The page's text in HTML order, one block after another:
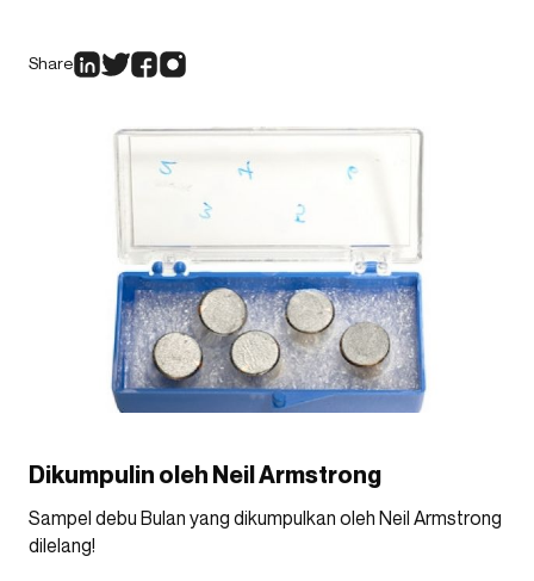
Share
Dikumpulin oleh Neil Armstrong
Sampel debu Bulan yang dikumpulkan oleh Neil Armstrong
dilelang!